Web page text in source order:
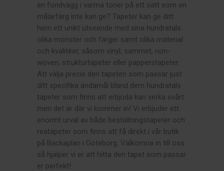
en fondvägg i varma toner på ett sätt som en
målarfärg inte kan ge? Tapeter kan ge ditt
hem ett unikt utseende med sina hundratals
olika mönster och färger samt olika material
och kvalitéer, såsom vinyl, sammet, non-
woven, strukturtapeter eller papperstapeter.
Att välja precis den tapeten som passar just
ditt specifika ändamål bland dem hundratals
tapeter som finns att erbjuda kan verka svårt
men det är där vi kommer in! Vi erbjuder ett
enormt urval av både beställningstapeter och
reatapeter som finns att få direkt i vår butik
på Backaplan i Göteborg. Välkomna in till oss
så hjälper vi er att hitta den tapet som passar
er perfekt!